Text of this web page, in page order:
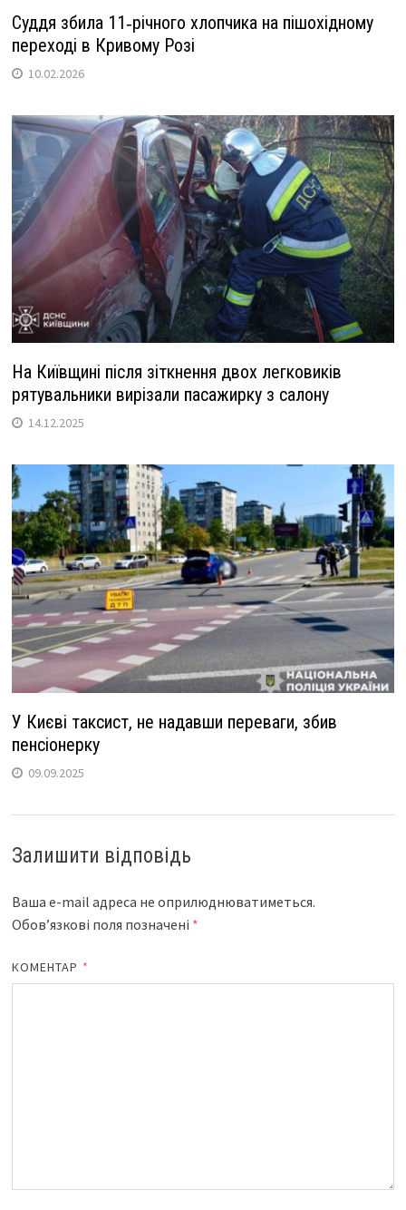
Суддя збила 11‑річного хлопчика на пішохідному
переході в Кривому Розі
10.02.2026
На Київщині після зіткнення двох легковиків
рятувальники вирізали пасажирку з салону
14.12.2025
У Києві таксист, не надавши переваги, збив
пенсіонерку
09.09.2025
Залишити відповідь
Ваша e-mail адреса не оприлюднюватиметься.
Обов’язкові поля позначені *
КОМЕНТАР *